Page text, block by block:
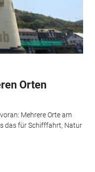
Orten
Mehrere Orte am
das für Schifffahrt, Natur